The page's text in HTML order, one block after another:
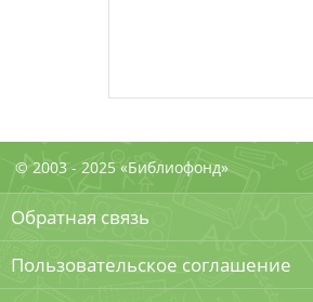
© 2003 - 2025 «Библиофонд»
Обратная связь
Пользовательское соглашение